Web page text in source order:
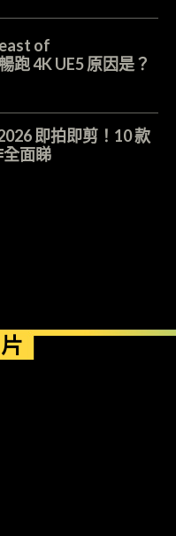
of
4K UE5 原因是？
即拍即剪！10 款
全面睇